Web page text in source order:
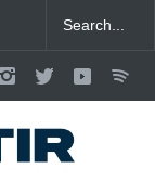
Joana Dark i Abril
transformen els ‘Cants
d’Estisorar’ en pop